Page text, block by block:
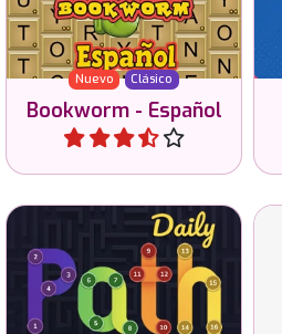
Nuevo Clásico
Bookworm - Español
en español.
Jugar
Juega rompecabezas Zip
diarios en 4 tamaños y 4
dificultades.